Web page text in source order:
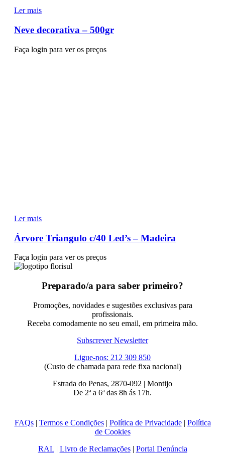
Ler mais
Neve decorativa – 500gr
Faça login para ver os preços
Ler mais
Árvore Triangulo c/40 Led’s – Madeira
Faça login para ver os preços
Preparado/a para saber primeiro?
Promoções, novidades e sugestões exclusivas para
profissionais.
Receba comodamente no seu email, em primeira mão.
Subscrever Newsletter
Ligue-nos: 212 309 850
(Custo de chamada para rede fixa nacional)
Estrada do Penas, 2870-092 | Montijo
De 2ª a 6ª das 8h ás 17h.
FAQs| Termos e Condições| Política de Privacidade| Política
de Cookies
RAL| Livro de Reclamações| Portal Denúncia